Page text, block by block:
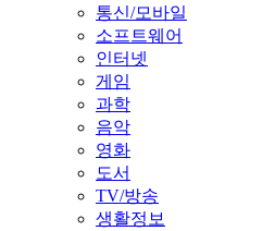
통신/모바일
소프트웨어
인터넷
게임
과학
음악
영화
도서
TV/방송
생활정보